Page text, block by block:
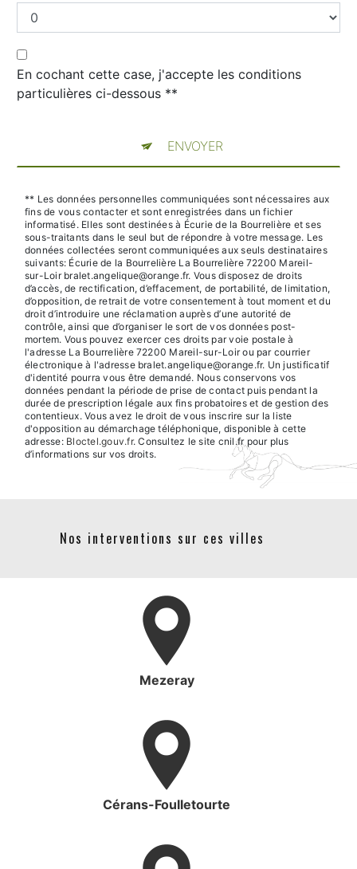
En cochant cette case, j'accepte les conditions
particulières ci-dessous **
ENVOYER
** Les données personnelles communiquées sont nécessaires aux
fins de vous contacter et sont enregistrées dans un fichier
informatisé. Elles sont destinées à Écurie de la Bourrelière et ses
sous-traitants dans le seul but de répondre à votre message. Les
données collectées seront communiquées aux seuls destinataires
suivants: Écurie de la Bourrelière La Bourrelière 72200 Mareil-
sur-Loir bralet.angelique@orange.fr. Vous disposez de droits
d’accès, de rectification, d’effacement, de portabilité, de limitation,
d’opposition, de retrait de votre consentement à tout moment et du
droit d’introduire une réclamation auprès d’une autorité de
contrôle, ainsi que d’organiser le sort de vos données post-
mortem. Vous pouvez exercer ces droits par voie postale à
l'adresse La Bourrelière 72200 Mareil-sur-Loir ou par courrier
électronique à l'adresse bralet.angelique@orange.fr. Un justificatif
d'identité pourra vous être demandé. Nous conservons vos
données pendant la période de prise de contact puis pendant la
durée de prescription légale aux fins probatoires et de gestion des
contentieux. Vous avez le droit de vous inscrire sur la liste
d'opposition au démarchage téléphonique, disponible à cette
adresse: Bloctel.gouv.fr. Consultez le site cnil.fr pour plus
d’informations sur vos droits.
Nos interventions sur ces villes
Mezeray
Cérans-Foulletourte